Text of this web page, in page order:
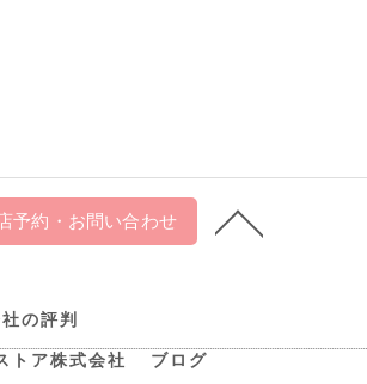
予約・お問い合わせ
の評判
トア株式会社 ブログ